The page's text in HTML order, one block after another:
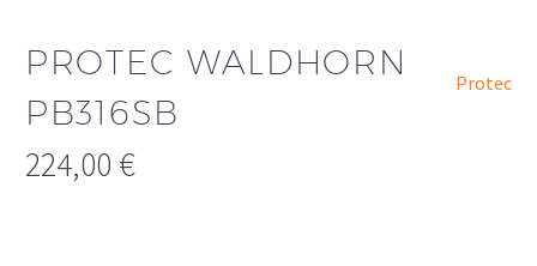
PROTEC WALDHORN
PB316SB
Protec
224,00 €